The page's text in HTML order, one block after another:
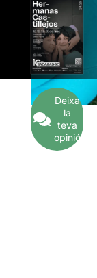
Deixa
la
teva
opinió